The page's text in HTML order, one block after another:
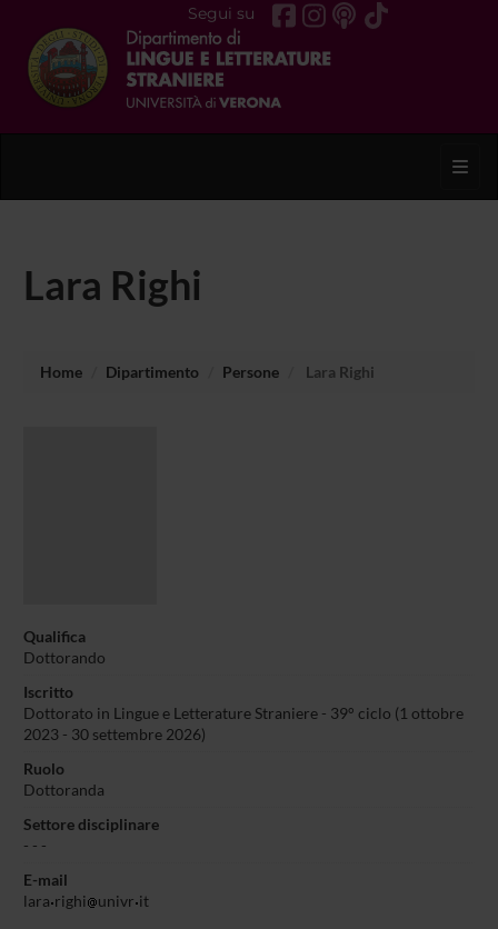
Segui su
Lara Righi
Home Dipartimento Persone Lara Righi
Qualifica
Dottorando
Iscritto
Dottorato in Lingue e Letterature Straniere - 39° ciclo (1 ottobre
2023 - 30 settembre 2026)
Ruolo
Dottoranda
Settore disciplinare
- - -
E-mail
lara righi univr it